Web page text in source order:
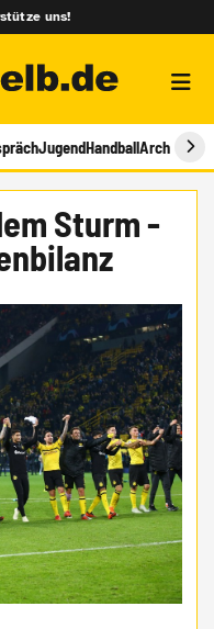
uns!
JugendHandballArchiv
Sturm -